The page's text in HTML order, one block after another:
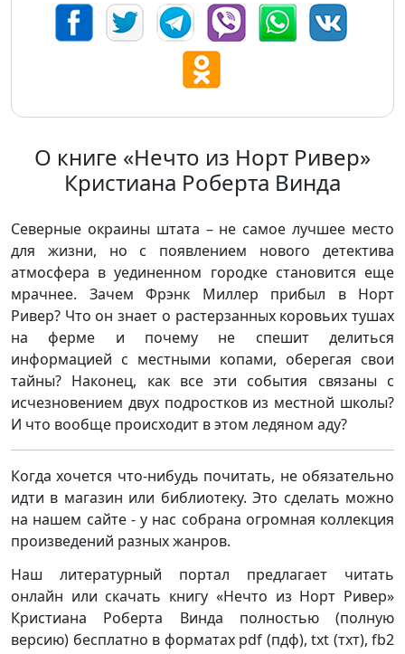
О книге «Нечто из Норт Ривер»
Кристиана Роберта Винда
Северные окраины штата – не самое лучшее место
для жизни, но с появлением нового детектива
атмосфера в уединенном городке становится еще
мрачнее. Зачем Фрэнк Миллер прибыл в Норт
Ривер? Что он знает о растерзанных коровьих тушах
на ферме и почему не спешит делиться
информацией с местными копами, оберегая свои
тайны? Наконец, как все эти события связаны с
исчезновением двух подростков из местной школы?
И что вообще происходит в этом ледяном аду?
Когда хочется что-нибудь почитать, не обязательно
идти в магазин или библиотеку. Это сделать можно
на нашем сайте - у нас собрана огромная коллекция
произведений разных жанров.
Наш литературный портал предлагает читать
онлайн или скачать книгу «Нечто из Норт Ривер»
Кристиана Роберта Винда полностью (полную
версию) бесплатно в форматах pdf (пдф), txt (тхт), fb2